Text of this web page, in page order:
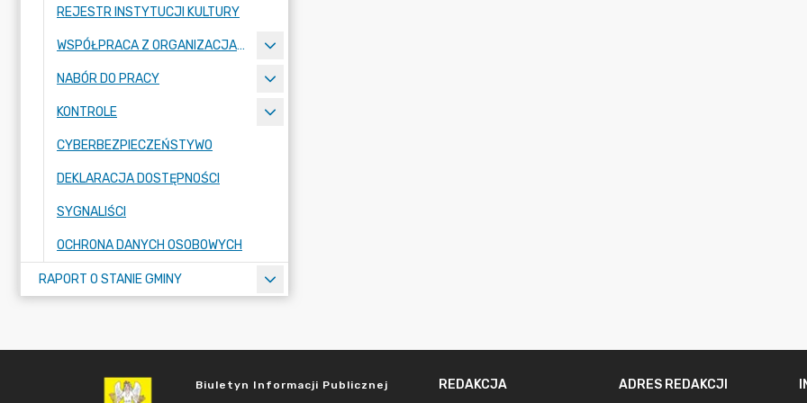
REJESTR INSTYTUCJI KULTURY
WSPÓŁPRACA Z ORGANIZACJAMI POZARZĄDOWYMI
NABÓR DO PRACY
KONTROLE
CYBERBEZPIECZEŃSTYWO
DEKLARACJA DOSTĘPNOŚCI
SYGNALIŚCI
OCHRONA DANYCH OSOBOWYCH
RAPORT O STANIE GMINY
Biuletyn Informacji Publicznej REDAKCJA ADRES REDAKCJI